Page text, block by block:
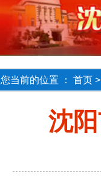
您当前的位置 ： 首页
沈